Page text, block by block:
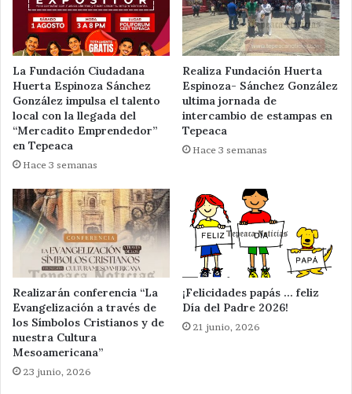
La Fundación Ciudadana
Huerta Espinoza Sánchez
González impulsa el talento
local con la llegada del
“Mercadito Emprendedor”
en Tepeaca
Hace 3 semanas
Realiza Fundación Huerta
Espinoza- Sánchez González
ultima jornada de
intercambio de estampas en
Tepeaca
Hace 3 semanas
Realizarán conferencia “La
Evangelización a través de
los Símbolos Cristianos y de
nuestra Cultura
Mesoamericana”
23 junio, 2026
¡Felicidades papás … feliz
Día del Padre 2026!
21 junio, 2026